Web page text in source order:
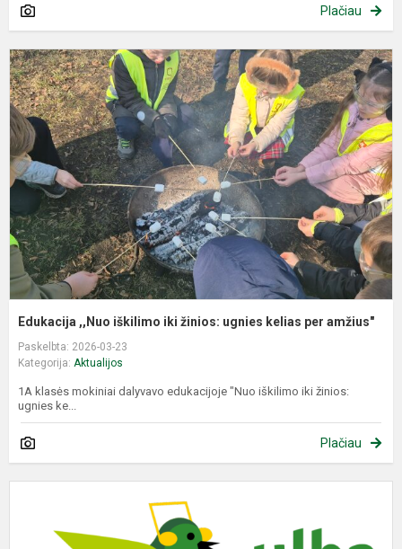
Plačiau
Edukacija ,,Nuo iškilimo iki žinios: ugnies kelias per amžius"
Paskelbta: 2026-03-23
Kategorija: Aktualijos
1A klasės mokiniai dalyvavo edukacijoje "Nuo iškilimo iki žinios:
ugnies ke...
Plačiau